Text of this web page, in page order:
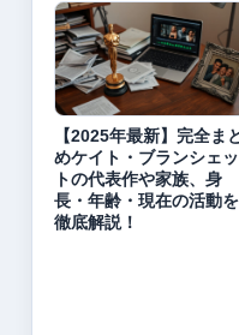
【2025年最新】完全ま
めケイト・ブランシェッ
トの代表作や家族、身
長・年齢・現在の活動を
徹底解説！